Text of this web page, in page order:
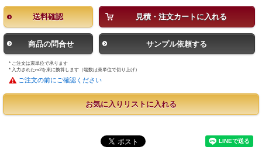
送料確認 見積・注文カートに入れる
商品の問合せ サンプル依頼する
* ご注文は束単位で承ります
* 入力されたm2を束に換算します（端数は束単位で切り上げ）
ご注文の前にご確認ください
お気に入りリストに入れる